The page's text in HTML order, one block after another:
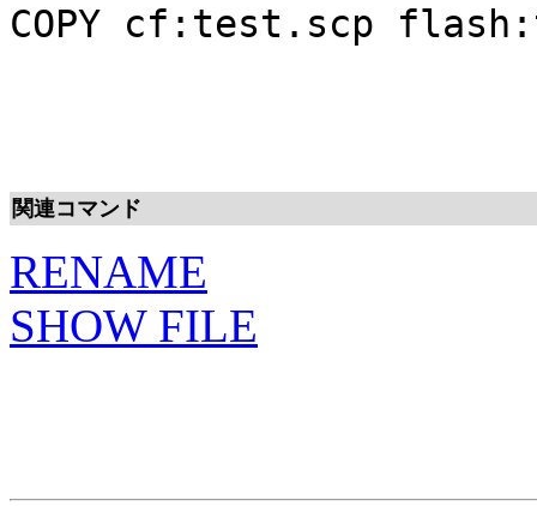
COPY cf:test.scp
関連コマンド
RENAME
SHOW FILE